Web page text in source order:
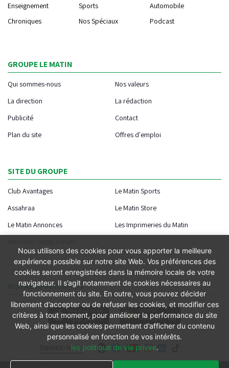
Suivez-nous
Enseignement
Sports
Automobile
Chroniques
Nos Spéciaux Podcast
GROUPE LE MATIN
Qui sommes-nous
Nos valeurs
La direction
La rédaction
Publicité
Contact
Plan du site
Offres d'emploi
SITE DU GROUPE
Club Avantages
Le Matin Sports
Assahraa
Le Matin Store
Le Matin Annonces
Les Imprimeries du Matin
NOTRE APPLICATION
Nous utilisons des cookies pour vous apporter la meilleure
expérience possible sur notre site Web. Vos préférences des
cookies seront enregistrées dans la mémoire locale de votre
navigateur. Il s’agit notamment de cookies nécessaires au
fonctionnement du site. En outre, vous pouvez décider
librement d’accepter ou de refuser les cookies, et modifier ces
critères à tout moment, pour améliorer la performance du site
Web, ainsi que les cookies permettant d’afficher du contenu
personnalisé en fonction de vos intérêts.
les politique de vie privee.